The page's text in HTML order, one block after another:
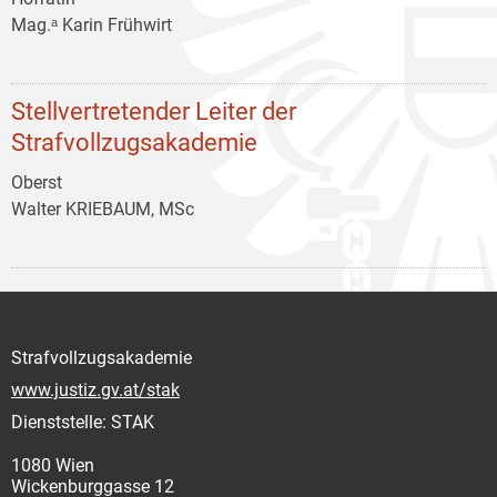
Mag.ᵃ Karin Frühwirt
Stellvertretender Leiter der
Strafvollzugsakademie
Oberst
Walter KRIEBAUM, MSc
Strafvollzugsakademie
www.justiz.gv.at/stak
Dienststelle: STAK
1080 Wien
Wickenburggasse 12